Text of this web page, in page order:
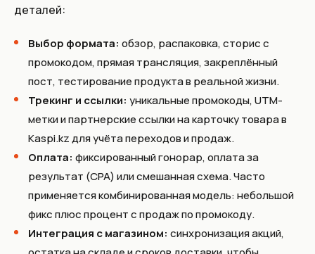
деталей:
Выбор формата: обзор, распаковка, сторис с
промокодом, прямая трансляция, закреплённый
пост, тестирование продукта в реальной жизни.
Трекинг и ссылки: уникальные промокоды, UTM-
метки и партнерские ссылки на карточку товара в
Kaspi.kz для учёта переходов и продаж.
Оплата: фиксированный гонорар, оплата за
результат (CPA) или смешанная схема. Часто
применяется комбинированная модель: небольшой
фикс плюс процент с продаж по промокоду.
Интеграция с магазином: синхронизация акций,